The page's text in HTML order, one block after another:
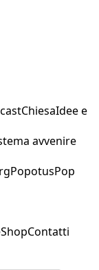
ChiesaIdee e
avvenire
PopotusPop
ShopContatti